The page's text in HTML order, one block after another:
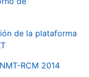
de la plataforma
RCM 2014